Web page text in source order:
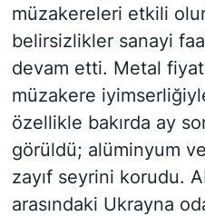
müzakereleri etkili
belirsizlikler sanayi
devam etti. Metal
müzakere
özellikle bakırda ay
görüldü; alüminyum
zayıf seyrini korudu.
arasındaki Ukrayna